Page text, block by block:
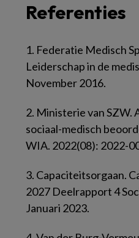
Referenties
1. Federatie Medisch
Leiderschap in de
November 2016.
2. Ministerie van SZW.
sociaal-medisch
WIA. 2022(08): 2022-
3. Capaciteitsorgaan.
2027 Deelrapport 4
Januari 2023.